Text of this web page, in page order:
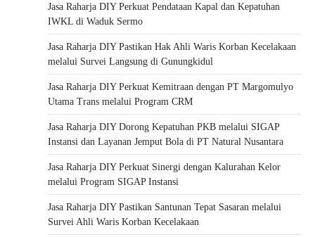
Jasa Raharja DIY Perkuat Pendataan Kapal dan Kepatuhan
IWKL di Waduk Sermo
Jasa Raharja DIY Pastikan Hak Ahli Waris Korban Kecelakaan
melalui Survei Langsung di Gunungkidul
Jasa Raharja DIY Perkuat Kemitraan dengan PT Margomulyo
Utama Trans melalui Program CRM
Jasa Raharja DIY Dorong Kepatuhan PKB melalui SIGAP
Instansi dan Layanan Jemput Bola di PT Natural Nusantara
Jasa Raharja DIY Perkuat Sinergi dengan Kalurahan Kelor
melalui Program SIGAP Instansi
Jasa Raharja DIY Pastikan Santunan Tepat Sasaran melalui
Survei Ahli Waris Korban Kecelakaan